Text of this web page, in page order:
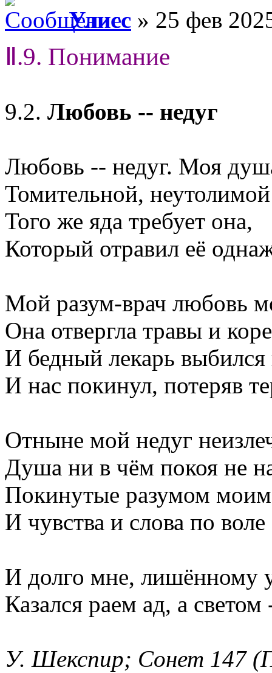
Улисс » 25 фев
Ⅱ.9. Понимание
9.2. Любовь -- недуг
Любовь -- недуг. Моя
Томительной,
Того же яда требует она,
Который отравил её
Мой разум-врач любовь
Она отвергла травы и
И бедный лекарь выбился
И нас покинул, потеряв
Отныне мой недуг
Душа ни в чём покоя не
Покинутые разумом
И чувства и слова по воле
И долго мне, лишённому
Казался раем ад, а
У. Шекспир; Сонет 147